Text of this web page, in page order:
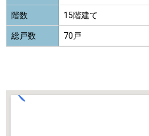
階数 15階建て
総戸数 70戸